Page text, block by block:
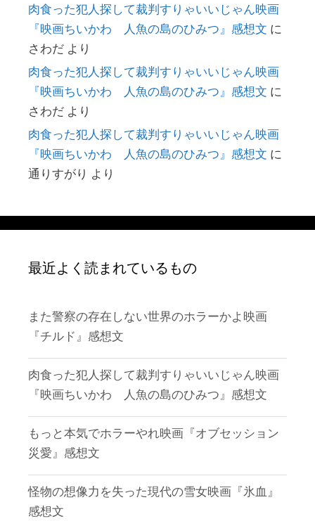
肉食った犯人探して裁判すりゃいいじゃん映画
『映画ちいかわ 人魚の島のひみつ』感想文 に
さわだ より
肉食った犯人探して裁判すりゃいいじゃん映画
『映画ちいかわ 人魚の島のひみつ』感想文 に
さわだ より
肉食った犯人探して裁判すりゃいいじゃん映画
『映画ちいかわ 人魚の島のひみつ』感想文 に
通りすがり より
最近よく読まれているもの
また警察の存在しない世界のホラーかよ映画
『チルド』感想文
肉食った犯人探して裁判すりゃいいじゃん映画
『映画ちいかわ 人魚の島のひみつ』感想文
もっと本気でホラーやれ映画『オブセッション
災愛』感想文
怪物の想像力を失った現代の雪女映画『氷血』
感想文